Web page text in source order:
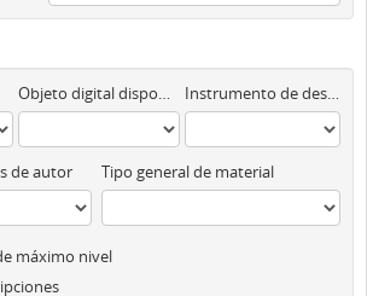
Objeto digital disponibles Instrumento de descripción
de autor Tipo general de material
máximo nivel